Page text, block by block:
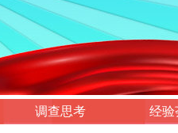
调查思考 经验